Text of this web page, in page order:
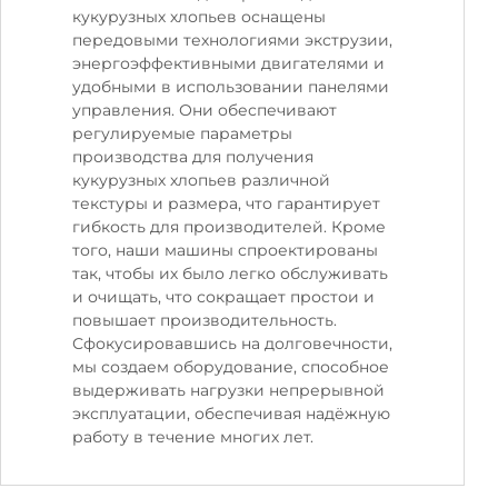
кукурузных хлопьев оснащены
передовыми технологиями экструзии,
энергоэффективными двигателями и
удобными в использовании панелями
управления. Они обеспечивают
регулируемые параметры
производства для получения
кукурузных хлопьев различной
текстуры и размера, что гарантирует
гибкость для производителей. Кроме
того, наши машины спроектированы
так, чтобы их было легко обслуживать
и очищать, что сокращает простои и
повышает производительность.
Сфокусировавшись на долговечности,
мы создаем оборудование, способное
выдерживать нагрузки непрерывной
эксплуатации, обеспечивая надёжную
работу в течение многих лет.